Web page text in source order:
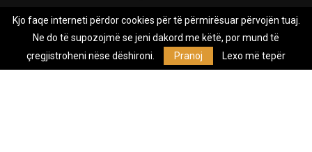
Rreth nesh Impresumi Marketing
Privacy Policy
Zhurnal.mk është Agjenci e Lajmeve e pavarur, e themeluar në vitin
Kjo faqe interneti përdor cookies për të përmirësuar përvojën tuaj.
Ne do të supozojmë se jeni dakord me këtë, por mund të
çregjistroheni nëse dëshironi.
Pranoj Lexo më tepër